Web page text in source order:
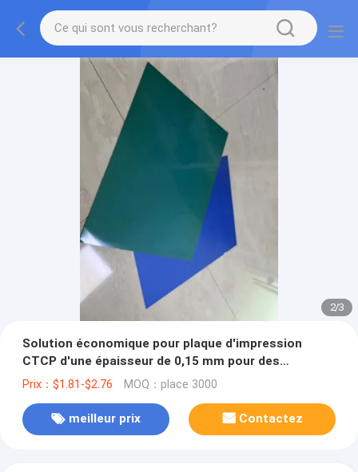
2/3
Solution économique pour plaque d'impression
CTCP d'une épaisseur de 0,15 mm pour des
performances améliorées
Prix：$1.81-$2.76 MOQ：place 3000
meilleur prix Contactez